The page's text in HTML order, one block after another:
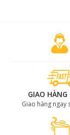
GIAO
Giao hàng ngay